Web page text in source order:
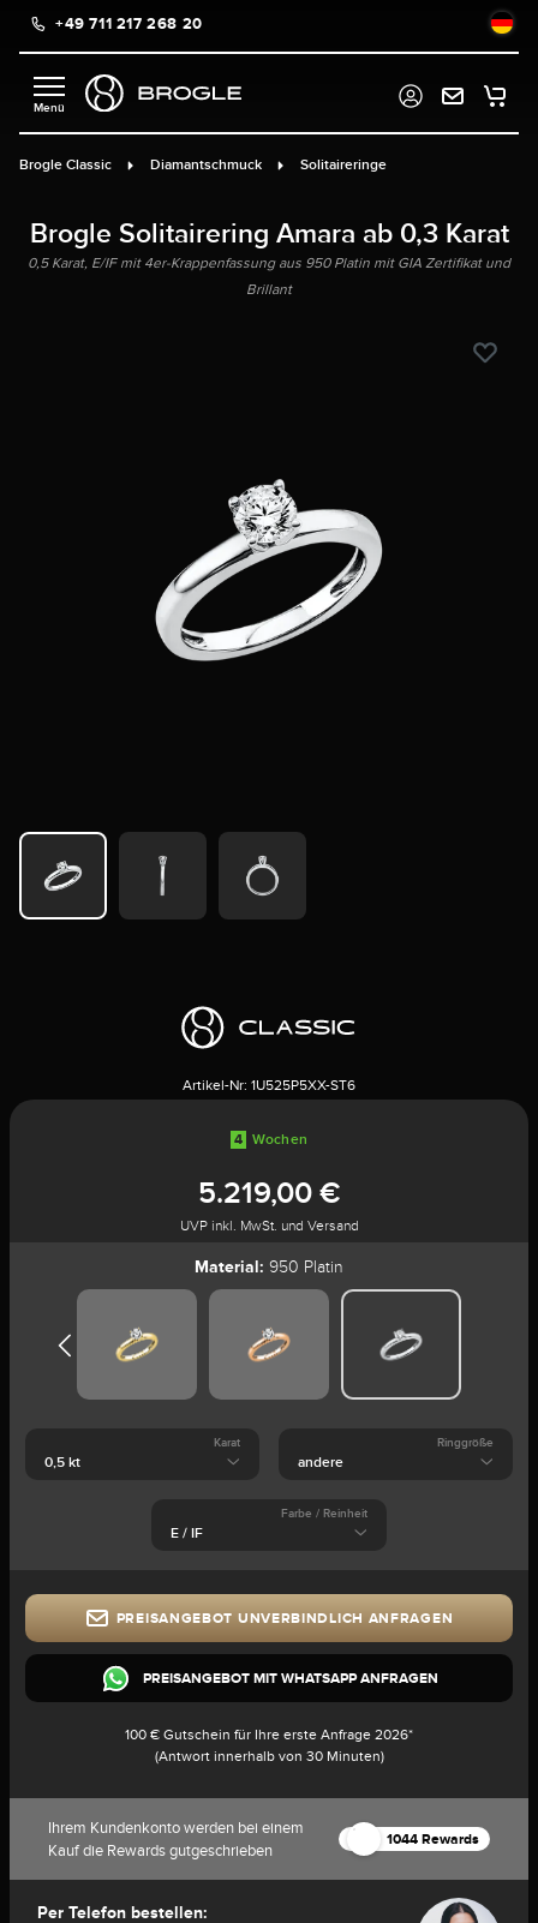
springen
+49 711 217 268 20
Brogle Classic Diamantschmuck Solitaireringe
Brogle Solitairering Amara ab 0,3 Karat
0,5 Karat, E/IF mit 4er-Krappenfassung aus 950 Platin mit GIA Zertifikat und
Brillant
Artikel-Nr: 1U525P5XX-ST6
4 Wochen
5.219,00 €
UVP inkl. MwSt. und Versand
Material: 950 Platin
Karat Ringgröße
Farbe / Reinheit
PREISANGEBOT UNVERBINDLICH ANFRAGEN
PREISANGEBOT MIT WHATSAPP ANFRAGEN
100 € Gutschein für Ihre erste Anfrage 2026*
(Antwort innerhalb von 30 Minuten)
Ihrem Kundenkonto werden bei einem
Kauf die Rewards gutgeschrieben
1044 Rewards
Per Telefon bestellen: